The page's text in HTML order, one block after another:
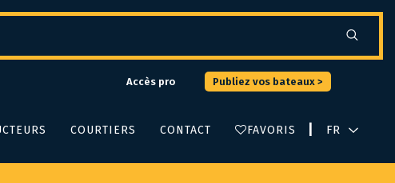
Accès pro Publiez vos bateaux >
COURTIERS CONTACT FAVORIS